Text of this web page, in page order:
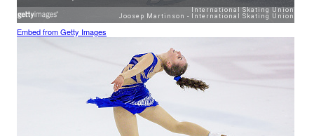
Embed from Getty Images